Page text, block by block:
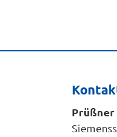
Prüßner